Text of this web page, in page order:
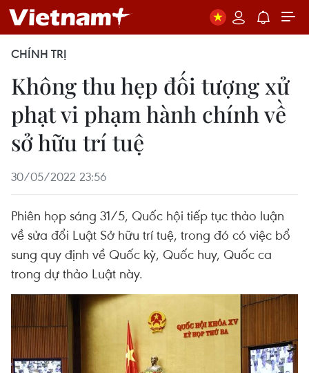
CHÍNH TRỊ
Không thu hẹp đối tượng xử
phạt vi phạm hành chính về
sở hữu trí tuệ
30/05/2022 23:56
Phiên họp sáng 31/5, Quốc hội tiếp tục thảo luận
về sửa đổi Luật Sở hữu trí tuệ, trong đó có việc bổ
sung quy định về Quốc kỳ, Quốc huy, Quốc ca
trong dự thảo Luật này.